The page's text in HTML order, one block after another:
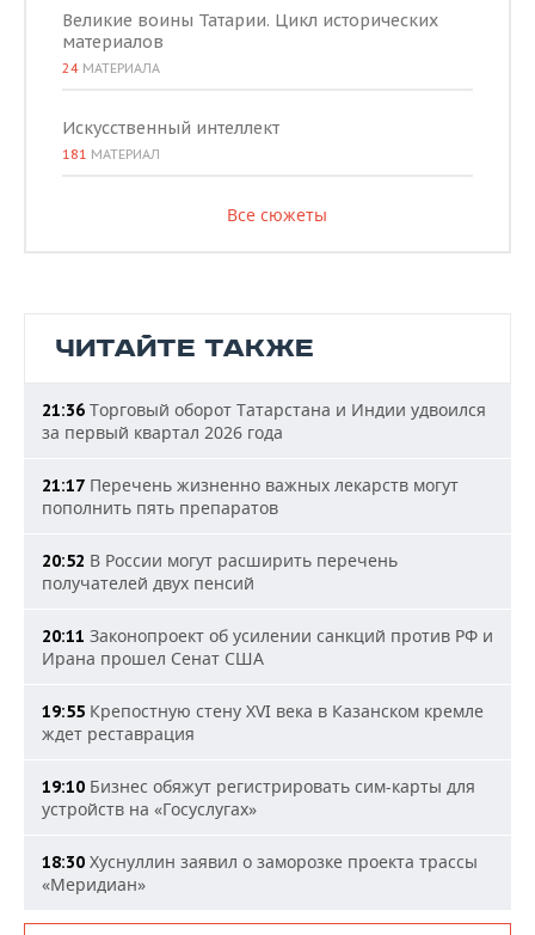
Великие воины Татарии. Цикл исторических
материалов
24 МАТЕРИАЛА
Искусственный интеллект
181 МАТЕРИАЛ
Все сюжеты
ЧИТАЙТЕ ТАКЖЕ
21:36 Торговый оборот Татарстана и Индии удвоился
за первый квартал 2026 года
21:17 Перечень жизненно важных лекарств могут
пополнить пять препаратов
20:52 В России могут расширить перечень
получателей двух пенсий
20:11 Законопроект об усилении санкций против РФ и
Ирана прошел Сенат США
19:55 Крепостную стену XVI века в Казанском кремле
ждет реставрация
19:10 Бизнес обяжут регистрировать сим-карты для
устройств на «Госуслугах»
18:30 Хуснуллин заявил о заморозке проекта трассы
«Меридиан»